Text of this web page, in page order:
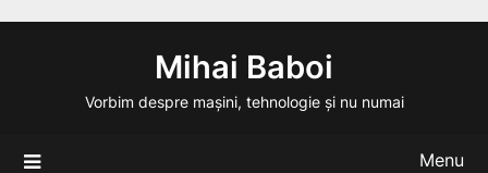
Mihai Baboi
Vorbim despre mașini, tehnologie și nu numai
Menu